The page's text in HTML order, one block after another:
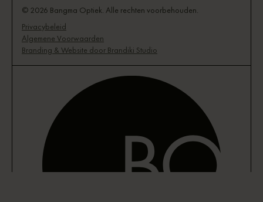
© 2026 Bangma Optiek. Alle rechten voorbehouden.
Privacybeleid
Algemene Voorwaarden
Branding & Website door Brandiki Studio